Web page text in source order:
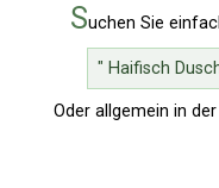
Suchen Sie
" Haifisch
Oder allgemein in